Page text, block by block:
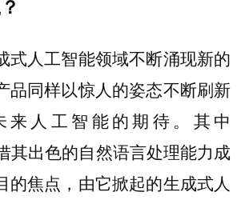
式人工智能领域不断涌现新的
品同样以惊人的姿态不断刷新
来人工智能的期待。其中
其出色的自然语言处理能力成
的焦点，由它掀起的生成式人